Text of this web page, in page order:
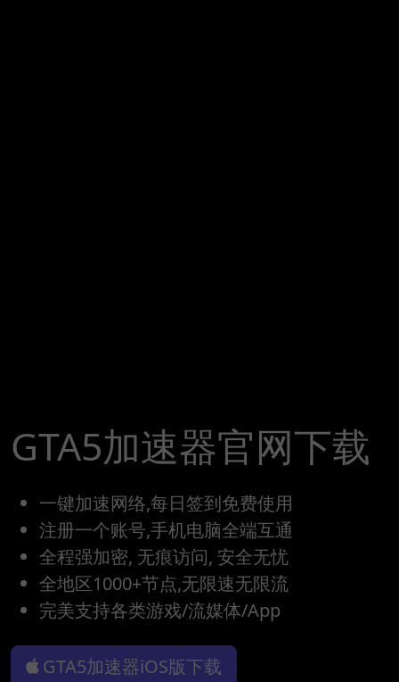
GTA5加速器官网下载
一键加速网络,每日签到免费使用
注册一个账号,手机电脑全端互通
全程强加密, 无痕访问, 安全无忧
全地区1000+节点,无限速无限流
完美支持各类游戏/流媒体/App
GTA5加速器iOS版下载